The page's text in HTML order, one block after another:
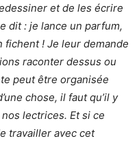
et de les écrire
dit : je lance un parfum,
fichent ! Je leur demande
raconter dessus ou
peut être organisée
chose, il faut qu’il y
lectrices. Et si ce
travailler avec cet